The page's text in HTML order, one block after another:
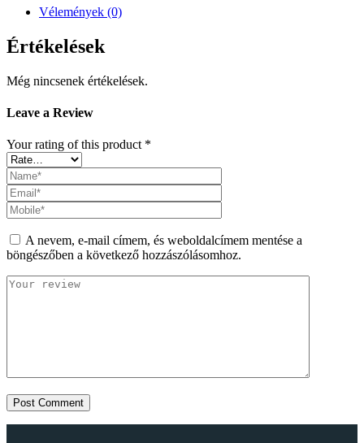
Vélemények (0)
Értékelések
Még nincsenek értékelések.
Leave a Review
Your rating of this product *
A nevem, e-mail címem, és weboldalcímem mentése a
böngészőben a következő hozzászólásomhoz.
Post Comment